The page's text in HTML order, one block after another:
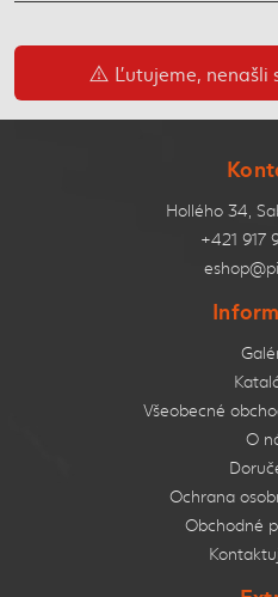
Ľutujeme, nenašli
Hollého 34,
+421 917
Všeobecné
O
Ochrana
Obchodné